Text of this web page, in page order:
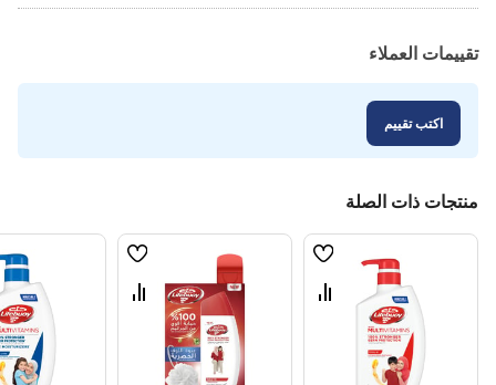
تقييمات العملاء
اكتب تقييم
منتجات ذات الصلة
قائمة
قارن
قائمة
قارن